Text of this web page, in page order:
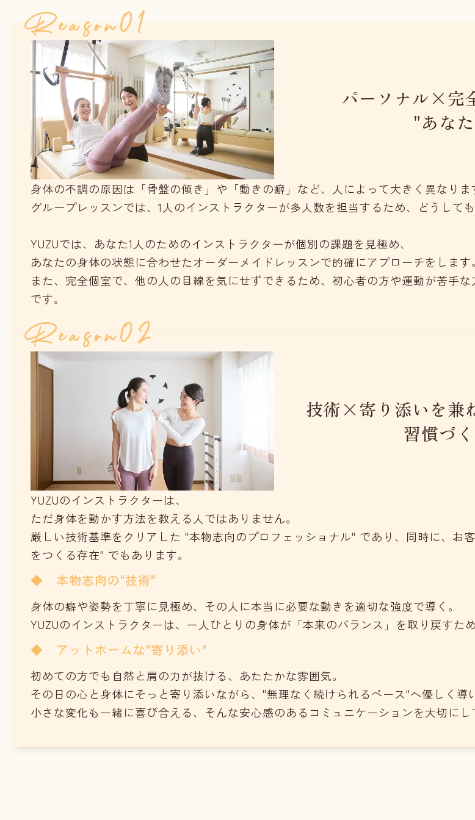
パーソナル×完
"あな
身体の不調の原因は「骨盤の傾き」や「動きの癖」など、人によって大きく異なりま
グループレッスンでは、1人のインストラクターが多人数を担当するため、どうして
YUZUでは、あなた1人のためのインストラクターが個別の課題を見極め、
あなたの身体の状態に合わせたオーダーメイドレッスンで的確にアプローチをします。
また、完全個室で、他の人の目線を気にせずできるため、初心者の方や運動が苦手
です。
技術×寄り添いを兼
習慣づ
YUZUのインストラクターは、
ただ身体を動かす方法を教える人ではありません。
厳しい技術基準をクリアした "本物志向のプロフェッショナル" であり、同時に、お
をつくる存在" でもあります。
◆ 本物志向の"技術"
身体の癖や姿勢を丁寧に見極め、その人に本当に必要な動きを適切な強度で導く。
YUZUのインストラクターは、一人ひとりの身体が「本来のバランス」を取り戻すた
◆ アットホームな"寄り添い"
初めての方でも自然と肩の力が抜ける、あたたかな雰囲気。
その日の心と身体にそっと寄り添いながら、"無理なく続けられるペース"へ優しく導
小さな変化も一緒に喜び合える、そんな安心感のあるコミュニケーションを大切にし